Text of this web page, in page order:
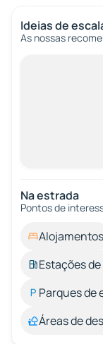
Ideias de
As nossas
Na estrada
Pontos de
Alojamentos
Estações
Parques de
Áreas de